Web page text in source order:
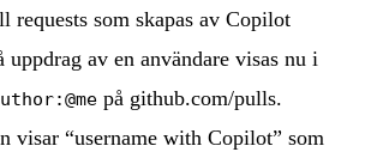
som skapas av Copilot
uppdrag av en användare visas nu i
på github.com/pulls.
visar “username with Copilot” som